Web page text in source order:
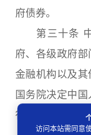
府债券。
第三十条 中
府、各级政府
金融机构以及
国务院决定中
行金融机构提供
访问本站需同意